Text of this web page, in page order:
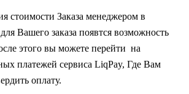
стоимости Заказа менеджером в
Вашего заказа появтся возможность
этого вы можете перейти на
платежей сервиса LiqPay, Где Вам
оплату.